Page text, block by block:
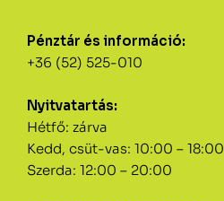
Pénztár és információ:
+36 (52) 525-010
Nyitvatartás:
Hétfő: zárva
Kedd, csüt-vas: 10:00 – 18:00
Szerda: 12:00 – 20:00